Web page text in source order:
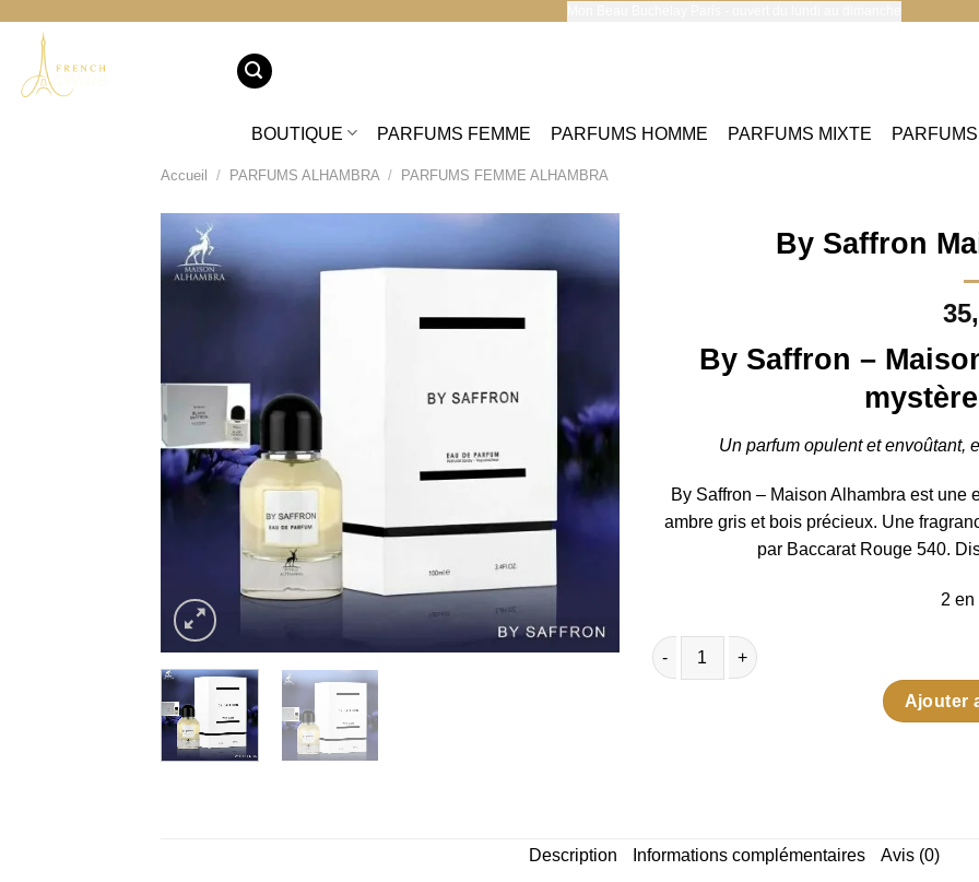
contenu
BOUTIQUE PARFUMS FEMME PARFUMS HOMME PARFUMS MIXTE
Accueil / PARFUMS ALHAMBRA / PARFUMS FEMME ALHAMBRA
By Saffron
By Saffron –
Un parfum opulent et envoûtant,
By Saffron – Maison Alhambra est une
ambre gris et bois précieux. Une
par Baccarat Rouge 540.
2 en
quantité de By Saffron Maison Alhambra
Ajouter
Description Informations complémentaires Avis (0)